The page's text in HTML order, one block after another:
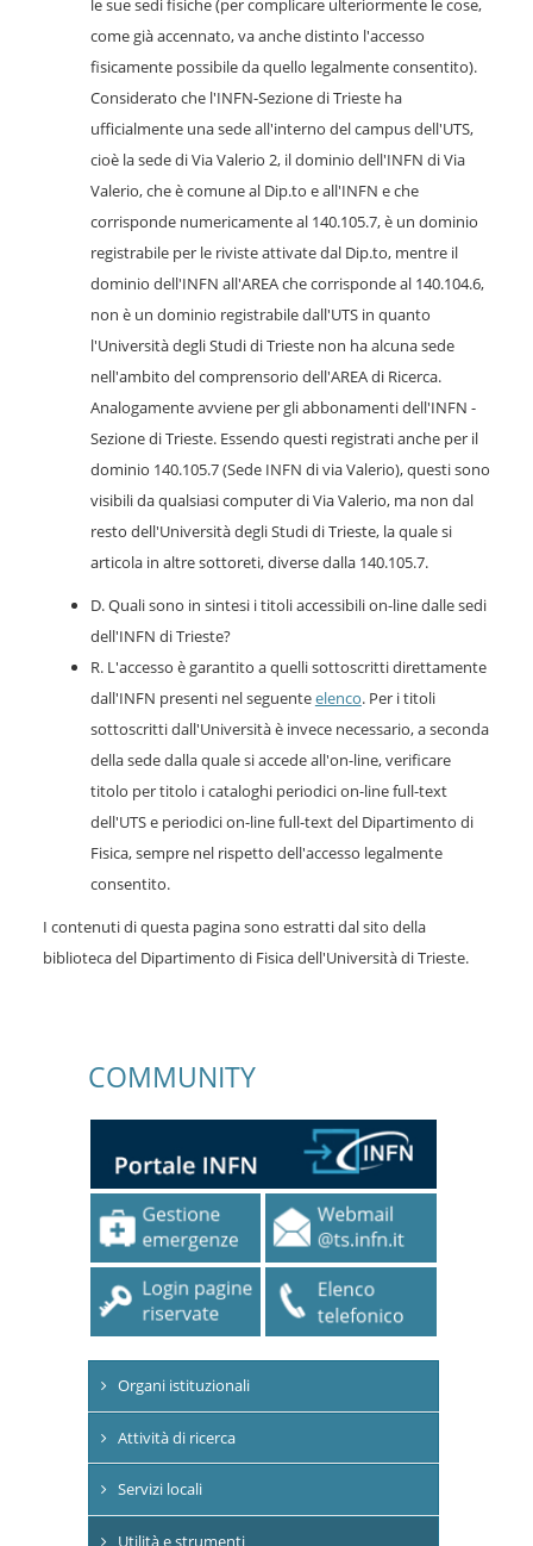
come già accennato, va anche distinto l'accesso
fisicamente possibile da quello legalmente consentito).
Considerato che l'INFN-Sezione di Trieste ha
ufficialmente una sede all'interno del campus dell'UTS,
cioè la sede di Via Valerio 2, il dominio dell'INFN di Via
Valerio, che è comune al Dip.to e all'INFN e che
corrisponde numericamente al 140.105.7, è un dominio
registrabile per le riviste attivate dal Dip.to, mentre il
dominio dell'INFN all'AREA che corrisponde al 140.104.6,
non è un dominio registrabile dall'UTS in quanto
l'Università degli Studi di Trieste non ha alcuna sede
nell'ambito del comprensorio dell'AREA di Ricerca.
Analogamente avviene per gli abbonamenti dell'INFN -
Sezione di Trieste. Essendo questi registrati anche per il
dominio 140.105.7 (Sede INFN di via Valerio), questi sono
visibili da qualsiasi computer di Via Valerio, ma non dal
resto dell'Università degli Studi di Trieste, la quale si
articola in altre sottoreti, diverse dalla 140.105.7.
D. Quali sono in sintesi i titoli accessibili on-line dalle sedi
dell'INFN di Trieste?
R. L'accesso è garantito a quelli sottoscritti direttamente
dall'INFN presenti nel seguenteelenco. Per i titoli
sottoscritti dall'Università è invece necessario, a seconda
della sede dalla quale si accede all'on-line, verificare
titolo per titolo i cataloghi periodici on-line full-text
dell'UTS e periodici on-line full-text del Dipartimento di
Fisica, sempre nel rispetto dell'accesso legalmente
consentito.
I contenuti di questa pagina sono estratti dal sito della
biblioteca del Dipartimento di Fisica dell'Università di Trieste.
COMMUNITY
Organi istituzionali
Attività di ricerca
Servizi locali
Utilità e strumenti